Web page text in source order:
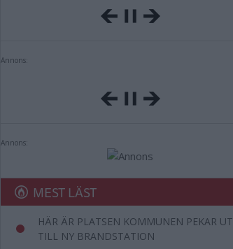
Annons:
Annons:
MEST LÄST
HÄR ÄR PLATSEN KOMMUNEN PEKAR UT
TILL NY BRANDSTATION